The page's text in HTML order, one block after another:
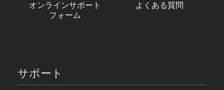
オンラインサポート
フォーム
よくある質問
サポート